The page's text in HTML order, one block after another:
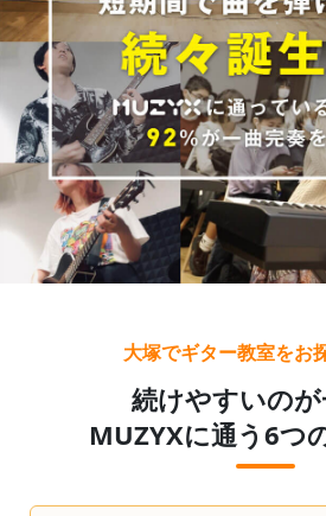
大塚でギター教室をお
続けやすいのが
MUZYXに通う6つ